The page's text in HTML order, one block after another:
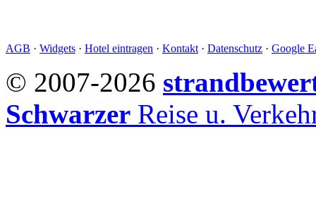
AGB · Widgets · Hotel eintragen · Kontakt · Datenschutz · Google
© 2007-2026
Schwarzer Reise u.